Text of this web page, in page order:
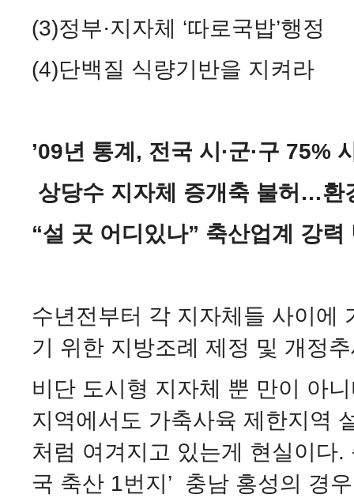
(3)정부·지자체 ‘따로국밥’행정
(4)단백질 식량기반을 지켜라
’09년 통계, 전국 시·군·구 75%
상당수 지자체 증개축 불허…환
“설 곳 어디있나” 축산업계 강
수년전부터 각 지자체들 사이에
기 위한 지방조례 제정 및 개정
비단 도시형 지자체 뿐 만이 아
지역에서도 가축사육 제한지역
처럼 여겨지고 있는게 현실이다.
국 축산 1번지’ 충남 홍성의 경